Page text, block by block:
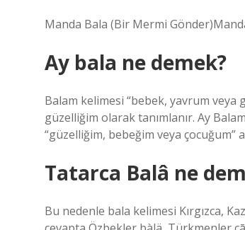
Manda Bala (Bir Mermi
Ay bala ne demek?
Balam kelimesi “bebek, yavrum veya
güzelliğim olarak tanımlanır. Ay
“güzelliğim, bebeğim veya çocuğum”
Tatarca Balâ ne
Bu nedenle bala kelimesi Kırgızca,